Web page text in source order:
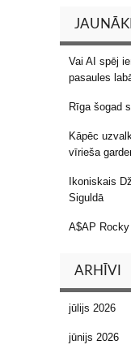
Vai AI spēj
pasaules
Rīga šogad
Kāpēc
vīrieša
Ikoniskais
Siguldā
A$AP
ARHĪVI
jūlijs 2026
jūnijs 2026